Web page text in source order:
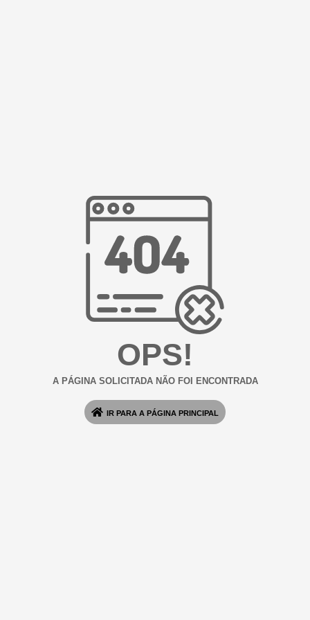
OPS!
A PÁGINA SOLICITADA NÃO FOI ENCONTRADA
IR PARA A PÁGINA PRINCIPAL